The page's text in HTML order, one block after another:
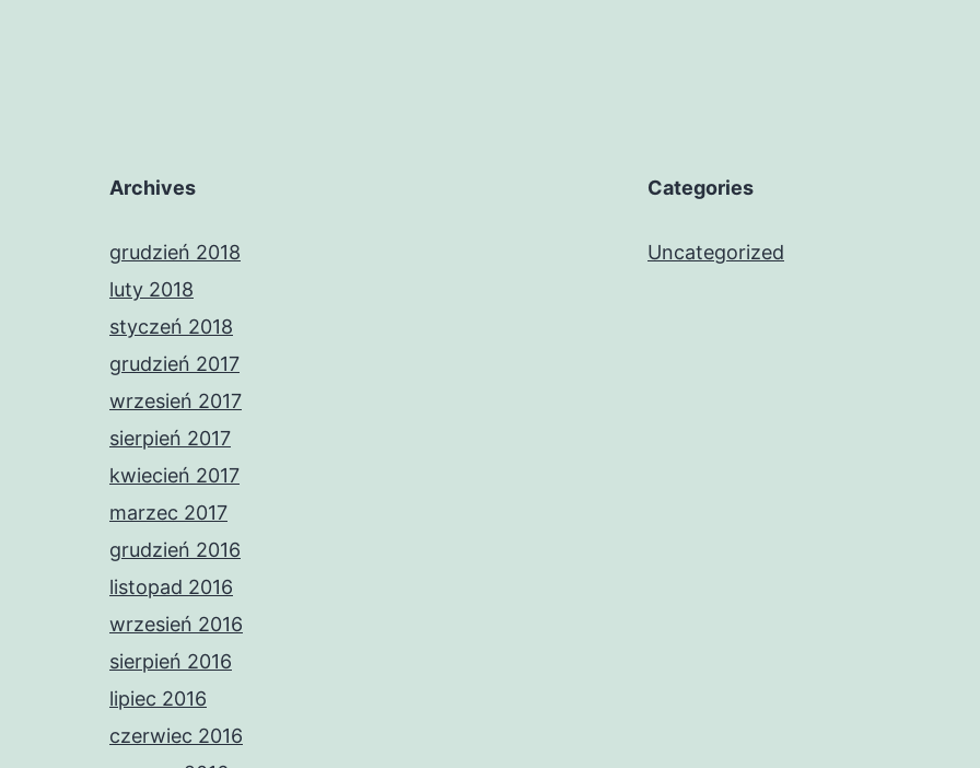
Archives
grudzień 2018
luty 2018
styczeń 2018
grudzień 2017
wrzesień 2017
sierpień 2017
kwiecień 2017
marzec 2017
grudzień 2016
listopad 2016
wrzesień 2016
sierpień 2016
lipiec 2016
czerwiec 2016
Categories
Uncategorized